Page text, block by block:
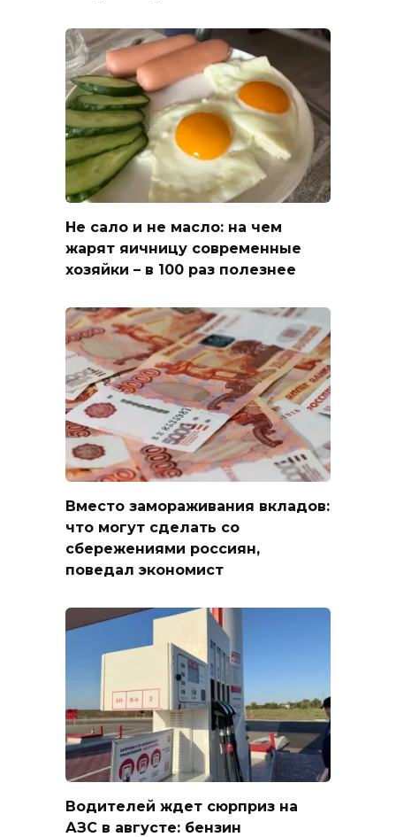
Не сало и не масло: на чем
жарят яичницу современные
хозяйки – в 100 раз полезнее
Вместо замораживания вкладов:
что могут сделать со
сбережениями россиян,
поведал экономист
Водителей ждет сюрприз на
АЗС в августе: бензин